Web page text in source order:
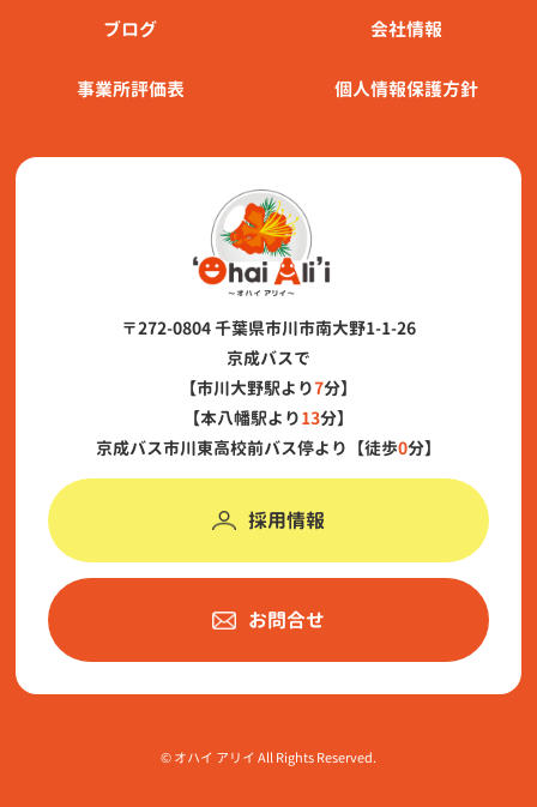
ブログ 会社情報
事業所評価表 個人情報保護方針
〒272-0804 千葉県市川市南大野1-1-26
京成バスで
【市川大野駅より7分】
【本八幡駅より13分】
京成バス市川東高校前バス停より【徒歩0分】
採用情報
お問合せ
©︎ オハイ アリイ All Rights Reserved.